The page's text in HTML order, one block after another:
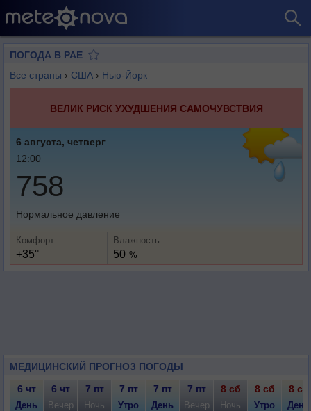
ПОГОДА В РАЕ
Все страны › США › Нью-Йорк
ВЕЛИК РИСК УХУДШЕНИЯ САМОЧУВСТВИЯ
6 августа, четверг
12:00
758
Нормальное давление
Комфорт
+35°
Влажность
50 %
МЕДИЦИНСКИЙ ПРОГНОЗ ПОГОДЫ
6 чт 6 чт 7 пт 7 пт 7 пт 7 пт 8 сб 8 сб 8 сб
День Вечер Ночь Утро День Вечер Ночь Утро День